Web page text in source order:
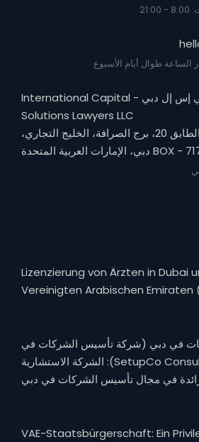
الساعة طوال أيام الأسبوع
آي سي إس إل دبي - International Capital
Solutions Lawyers LLC
2001 - 2007، الطابق 20، برج الصرافة، الخليج التجاري،
Lizenzierung von Ärzten in Dubai
Vereinigten Arabischen Emiraten
في دبي (شركة تأسيس الشركات في
دبي (SetupCo Consultancy LLC): الشركة الاستشارية
في مجال تأسيس الشركات في دبي
VAE-Staatsbürgerschaft: Ein